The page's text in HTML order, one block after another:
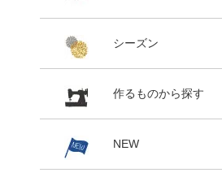
シーズン
作るものから探す
NEW